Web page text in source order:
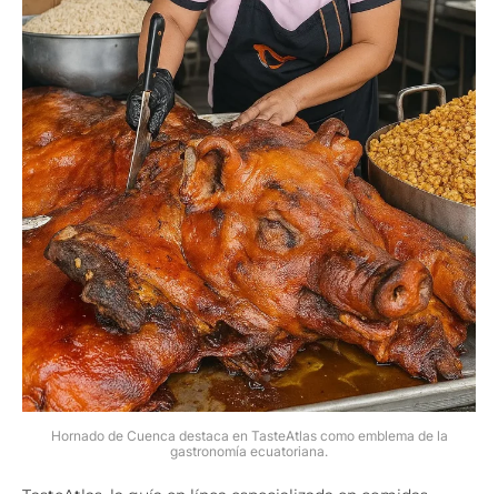
Hornado de Cuenca destaca en TasteAtlas como emblema de la
gastronomía ecuatoriana.